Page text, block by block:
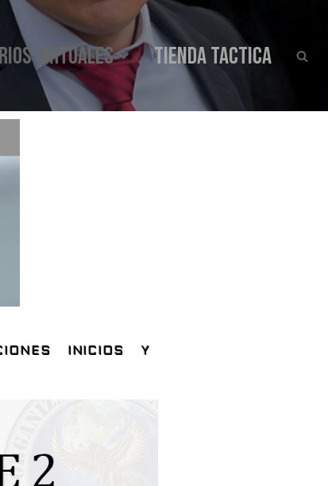
VIRTUALES Tienda Tactica
INICIOS Y